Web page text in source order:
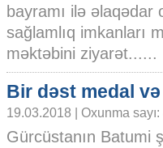
bayramı ilə
sağlamlıq imkanları
məktəbini ziyarət......
Bir dəst medal
19.03.2018 | Oxunma sayı:
Gürcüstanın Batumi